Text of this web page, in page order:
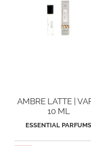
AMBRE LATTE |
10 ML
ESSENTIAL PARFUMS